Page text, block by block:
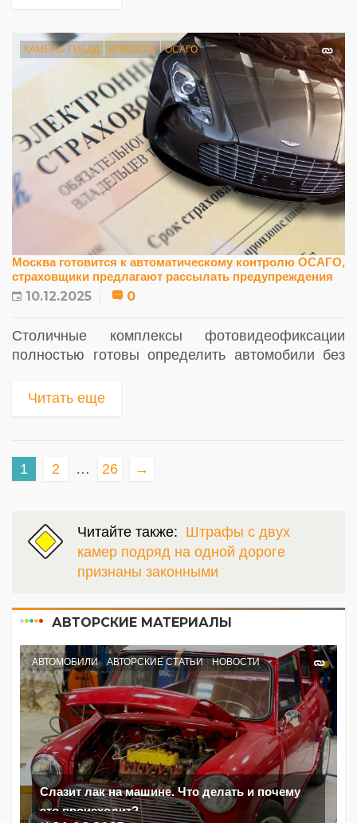
КАМЕРЫ ГИБДД НОВОСТИ ОСАГО
Москва готовится к автоматическому контролю ОСАГО,
страховщики предлагают рассылать предупреждения
10.12.2025 0
Столичные комплексы фотовидеофиксации
полностью готовы определить автомобили без
мягкий режим контроля — рассылку
Читать еще
1 2 … 26 →
Читайте также: Штрафы с двух
камер подряд на одной дороге
признаны законными
АВТОРСКИЕ МАТЕРИАЛЫ
АВТОМОБИЛИ АВТОРСКИЕ СТАТЬИ НОВОСТИ
Слазит лак на машине. Что делать и почему
это происходит?